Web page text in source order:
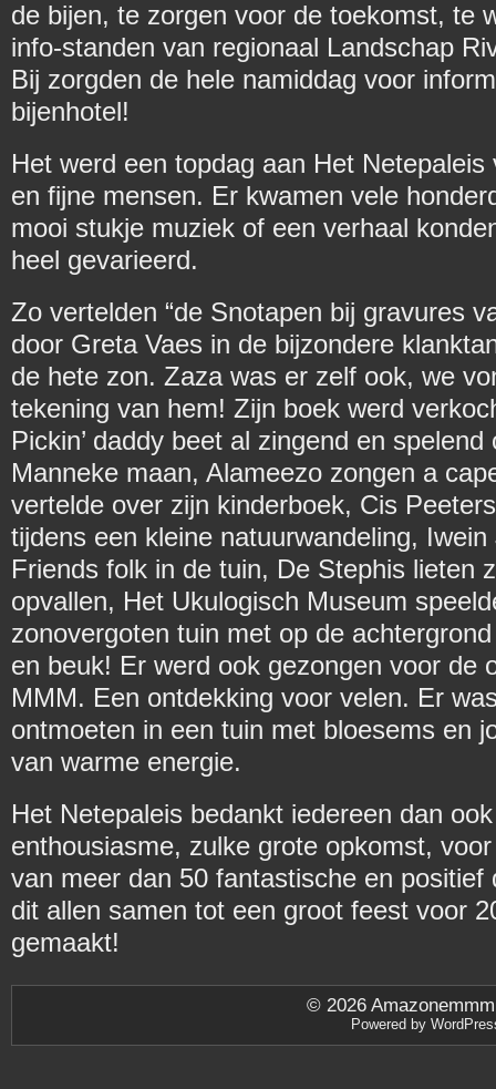
de bijen, te zorgen voor de toekomst, te
info-standen van regionaal Landschap
Bij zorgden de hele namiddag voor
bijenhotel!
Het werd een topdag aan Het
en fijne mensen. Er kwamen vele
mooi stukje muziek of een verhaal
heel gevarieerd.
Zo vertelden “de Snotapen bij gravures
door Greta Vaes in de bijzondere
de hete zon. Zaza was er zelf ook, we
tekening van hem! Zijn boek werd
Pickin’ daddy beet al zingend en
Manneke maan, Alameezo zongen a
vertelde over zijn kinderboek, Cis
tijdens een kleine natuurwandeling,
Friends folk in de tuin, De Stephis lieten
opvallen, Het Ukulogisch Museum
zonovergoten tuin met op de
en beuk! Er werd ook gezongen voor de
MMM. Een ontdekking voor velen. Er
ontmoeten in een tuin met bloesems en
van warme energie.
Het Netepaleis bedankt iedereen dan
enthousiasme, zulke grote opkomst,
van meer dan 50 fantastische en positief
dit allen samen tot een groot feest voor
gemaakt!
© 2026
Powered by